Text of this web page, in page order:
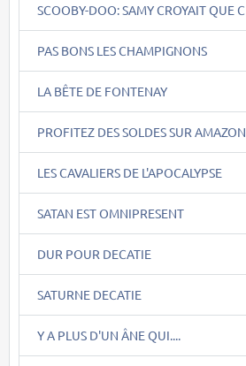
SCOOBY-DOO: SAMY CROYAIT QUE C
PAS BONS LES CHAMPIGNONS
LA BÊTE DE FONTENAY
PROFITEZ DES SOLDES SUR AMAZON
LES CAVALIERS DE L'APOCALYPSE
SATAN EST OMNIPRESENT
DUR POUR DECATIE
SATURNE DECATIE
Y A PLUS D'UN ÂNE QUI....